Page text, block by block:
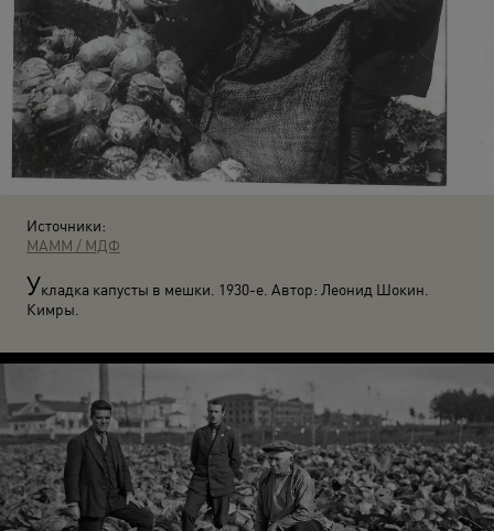
Источники:
МАММ / МДФ
Укладка капусты в мешки. 1930-е. Автор: Леонид Шокин.
Кимры.